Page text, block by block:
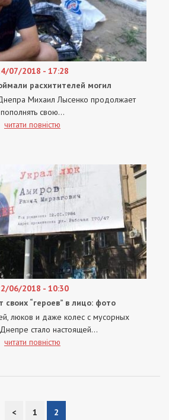
07/2018 - 17:28
расхитителей могил
Михаил Лысенко продолжает
пополнять свою...
читати повністю
06/2018 - 10:30
своих “героев” в лицо: фото
люков и даже колес с мусорных
стало настоящей...
читати повністю
< 1 2